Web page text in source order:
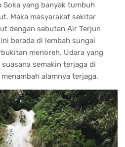
yang banyak tumbuh
Maka masyarakat sekitar
dengan sebutan Air Terjun
berada di lembah sungai
menoreh. Udara yang
semakin terjaga di
alamnya terjaga.